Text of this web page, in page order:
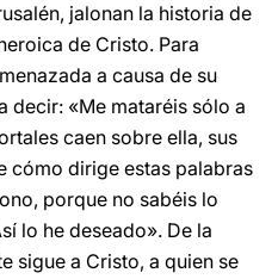
jalonan la historia de
de Cristo. Para
a causa de su
decir: «Me mataréis sólo a
caen sobre ella, sus
cómo dirige estas palabras
porque no sabéis lo
lo he deseado». De la
sigue a Cristo, a quien se